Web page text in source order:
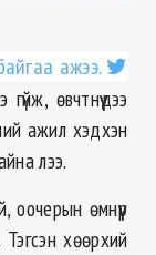
ажээ.
өвчтнүүдээ
ажил хэдхэн
лээ.
оочерын өмнүүр
Тэгсэн хөөрхий